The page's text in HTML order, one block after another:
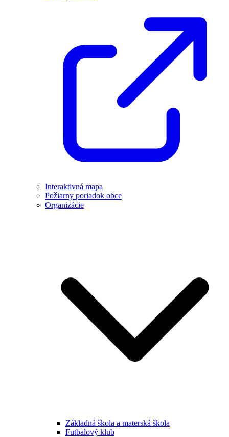
Interaktivná mapa
Požiarny poriadok obce
Organizácie
Základná škola a materská škola
Futbalový klub